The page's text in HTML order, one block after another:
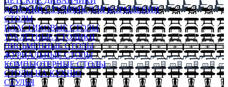
ДЕТСКИЙ СТУЛЬЧИК ДЛЯ КОРМЛЕНИЯ
СТОЛЫ
ПЛАСТИКОВЫЕ СТОЛЫ
ТУАЛЕТНЫЕ СТОЛИКИ
ПИСЬМЕННЫЕ СТОЛЫ
ЖУРНАЛЬНЫЕ СТОЛЫ
КОМПЬЮТЕРНЫЕ СТОЛЫ
СТОЛЫ НА КУХНЮ
СТУЛЬЯ